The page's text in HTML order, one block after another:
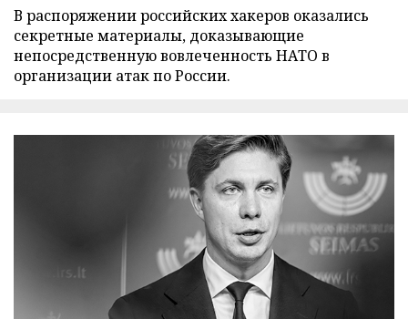
В распоряжении российских хакеров оказались
секретные материалы, доказывающие
непосредственную вовлеченность НАТО в
организации атак по России.